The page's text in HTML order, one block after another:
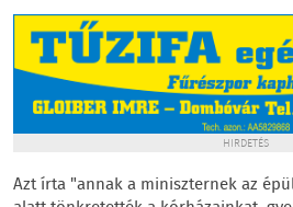
HIRDETÉS
Azt írta "annak a miniszternek az